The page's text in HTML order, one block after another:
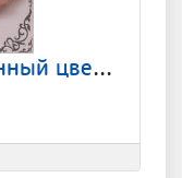
Детское платье "Огненный цветок" Арт. 201